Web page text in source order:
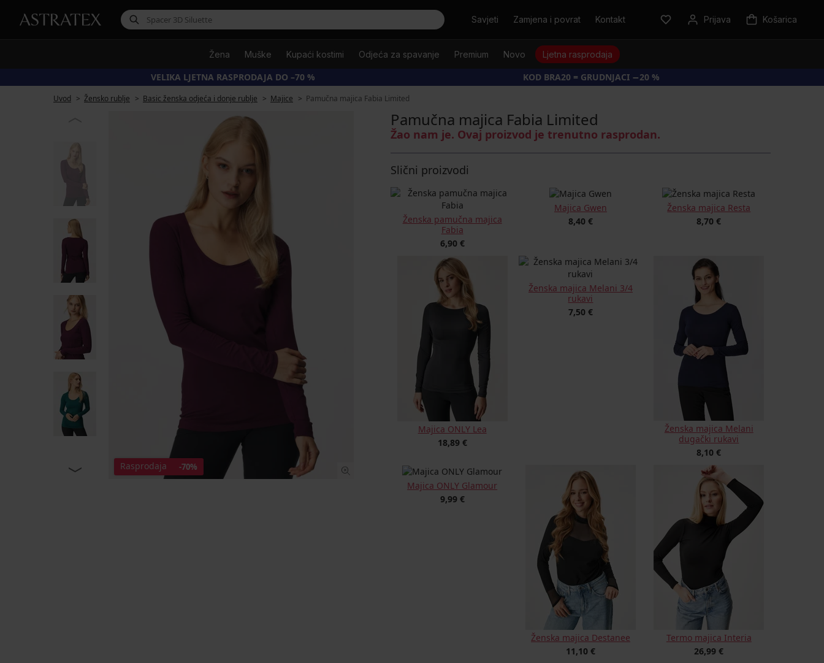
TražitiSavjeti Zamjena i povrat Kontakt Prijava Košarica
Žena Muške Kupaći kostimi Odjeća za spavanje Premium Novo Ljetna rasprodaja
VELIKA LJETNA RASPRODAJA DO –70 % KOD BRA20 = GRUDNJACI −20 %
Uvod Žensko rublje Basic ženska odjeća i donje rublje Majice Pamučna majica Fabia Limited
Rasprodaja -70%
Pamučna majica Fabia Limited
Žao nam je. Ovaj proizvod je trenutno rasprodan.
Slični proizvodi
Ženska pamučna majica
Fabia
6,90 €
Majica Gwen
8,40 €
Ženska majica Resta
8,70 €
Majica ONLY Lea
18,89 €
Ženska majica Melani 3/4
rukavi
7,50 €
Ženska majica Melani
dugački rukavi
8,10 €
Majica ONLY Glamour
9,99 €
Ženska majica Destanee
11,10 €
Termo majica Interia
26,99 €